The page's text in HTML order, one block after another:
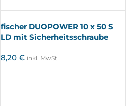
fischer DUOPOWER 10 x 50 S
LD mit Sicherheitsschraube
8,20€ inkl. MwSt